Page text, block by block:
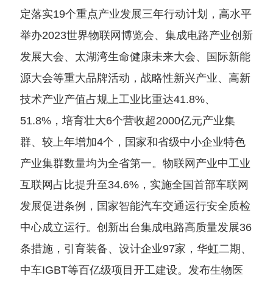
定落实19个重点产业发展三年行动计划，高水平
举办2023世界物联网博览会、集成电路产业创新
发展大会、太湖湾生命健康未来大会、国际新能
源大会等重大品牌活动，战略性新兴产业、高新
技术产业产值占规上工业比重达41.8%、
51.8%，培育壮大6个营收超2000亿元产业集
群、较上年增加4个，国家和省级中小企业特色
产业集群数量均为全省第一。物联网产业中工业
互联网占比提升至34.6%，实施全国首部车联网
发展促进条例，国家智能汽车交通运行安全质检
中心成立运行。创新出台集成电路高质量发展36
条措施，引育装备、设计企业97家，华虹二期、
中车IGBT等百亿级项目开工建设。发布生物医